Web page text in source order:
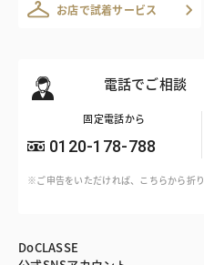
お店で試着サービス
電話でご相談
固定電話から
0120-178-788
※ご申告をいただければ、こちらから折
DoCLASSE